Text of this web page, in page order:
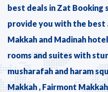
best deals in Zat Booking
provide you with the best
Makkah and Madinah
rooms and suites with
musharafah and haram
Makkah , Fairmont